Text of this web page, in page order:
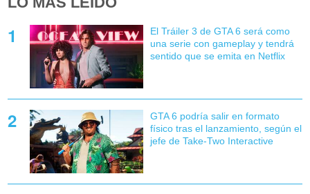
El Tráiler 3 de GTA 6 será como
una serie con gameplay y tendrá
sentido que se emita en Netflix
GTA 6 podría salir en formato
físico tras el lanzamiento, según el
jefe de Take-Two Interactive